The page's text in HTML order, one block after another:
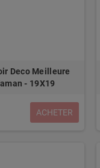
Deco Meilleure
- 19X19
ACHETER